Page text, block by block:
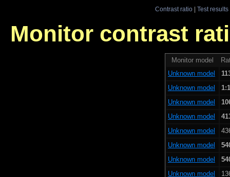
Contrast ratio| Test results
Monitor contrast
Monitor model
Unknown model
Unknown model
1:1
Unknown model
Unknown model
Unknown model
Unknown model
Unknown model
Unknown model